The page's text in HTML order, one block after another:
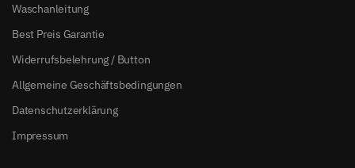
Waschanleitung
Best Preis Garantie
Widerrufsbelehrung / Button
Allgemeine Geschäftsbedingungen
Datenschutzerklärung
Impressum